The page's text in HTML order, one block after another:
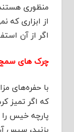
منظوری
از ابزاری که
اگر از آن
چرک های سمج
با حفره‌های
که اگر تمیز
پارچه خیس را